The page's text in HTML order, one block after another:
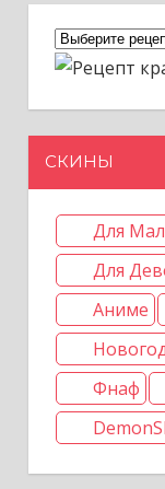
СКИНЫ
Для
Для
Аниме
Фнаф